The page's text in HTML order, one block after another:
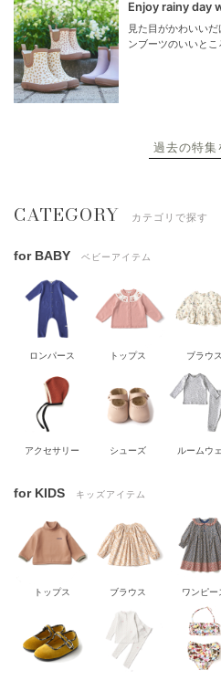
Enjoy rainy day
見た目がかわいい
ンブーツのいいとこ
過去の特集
CATEGORY カテゴリで探す
for BABY ベビーアイテム
ロンパース トップス ブラウス
アクセサリー シューズ ルームウ
for KIDS キッズアイテム
トップス ブラウス ワンピー